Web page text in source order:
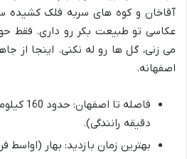
آقاخان و کوه های سربه فلک کشیده
عکاسی تو طبیعت بکر رو داری. فقط
می زنی، گل ها رو له نکنی. اینجا از
اصفهانه.
دقیقه رانندگی).
بهترین زمان بازدید: بهار (اواسط